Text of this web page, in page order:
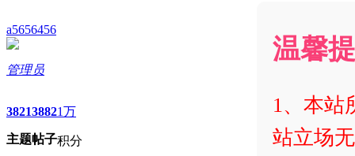
a5656456
管理员
3821
主题
3882
帖子
1万
积分
温馨
1、本站
站立场